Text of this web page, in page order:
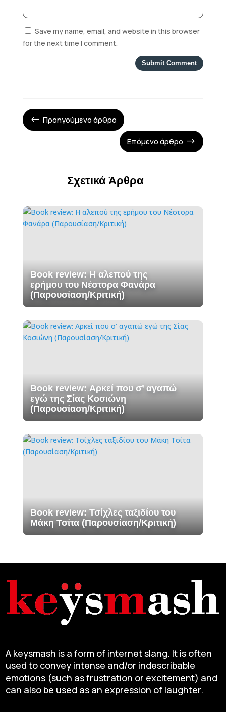
Save my name, email, and website in this browser
for the next time I comment.
Submit Comment
# Προηγούμενο άρθρο
Επόμενο άρθρο $
Σχετικά Άρθρα
Book review: Η αλεπού της
ερήμου του Νέστορα Φανάρα
(Παρουσίαση/Κριτική)
Book review: Αρκεί που σ’ αγαπώ
εγώ της Σίας Κοσιώνη
(Παρουσίαση/Κριτική)
Book review: Τσίχλες ταξιδίου του
Μάκη Τσίτα (Παρουσίαση/Κριτική)
A keysmash is a form of internet slang. It is often
used to convey intense and/or indescribable
emotions (such as frustration or excitement) and
can also be used as an expression of laughter.